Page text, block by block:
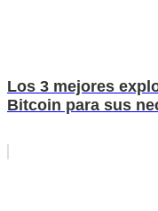
Los 3 mejores
Bitcoin para sus